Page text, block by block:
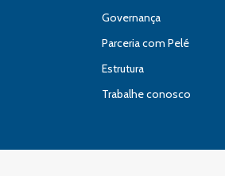
Governança
Parceria com Pelé
Estrutura
Trabalhe conosco